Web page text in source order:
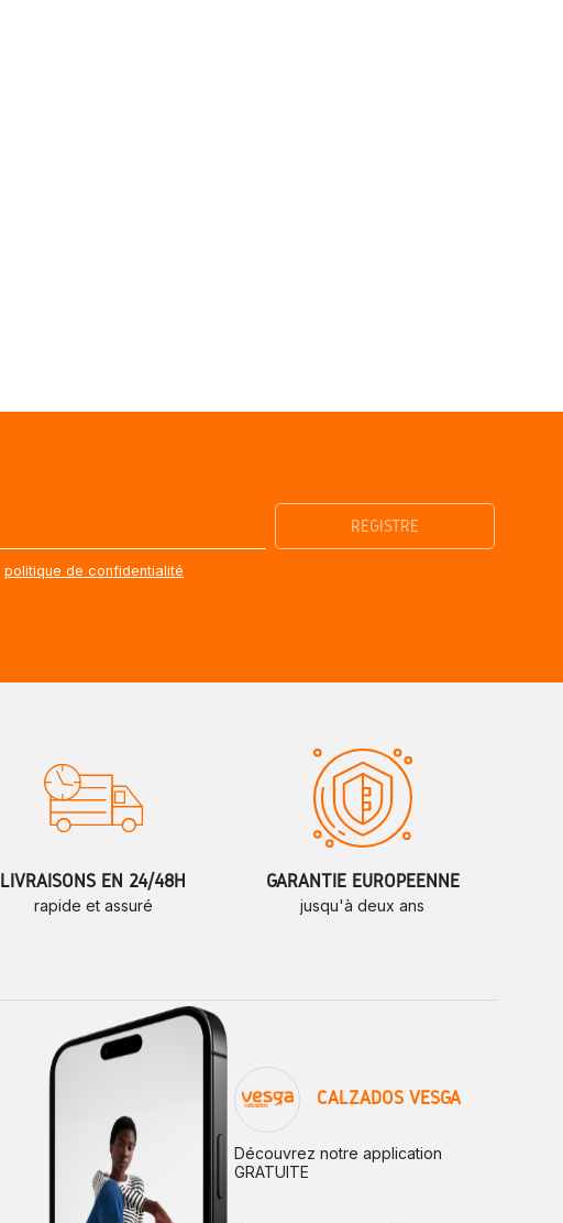
politique de confidentialité
LIVRAISONS EN 24/48H
rapide et assuré
GARANTIE EUROPÉENNE
jusqu'à deux ans
CALZADOS VESGA
Découvrez notre application
GRATUITE